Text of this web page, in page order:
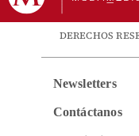
DERECHOS
Newsletters
Contáctanos